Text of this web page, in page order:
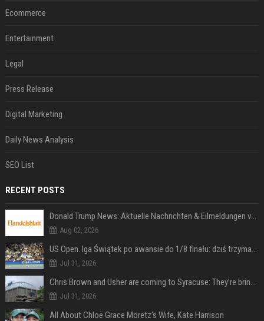
Ecommerce
Entertainment
Legal
Press Release
Digital Marketing
Daily News Analysis
SEO List
RECENT POSTS
Donald Trump News: Aktuelle Nachrichten & Eilmeldungen von heute zum US-Präsidenten.
Aug 02, 2026
US Open. Iga Świątek po awansie do 1/8 finału: dziś trzymałam poziom
Jul 31, 2026
Chris Brown and Usher are coming to Syracuse: They’re bringing lots of traffic with them
Jul 31, 2026
All About Chloë Grace Moretz’s Wife, Kate Harrison